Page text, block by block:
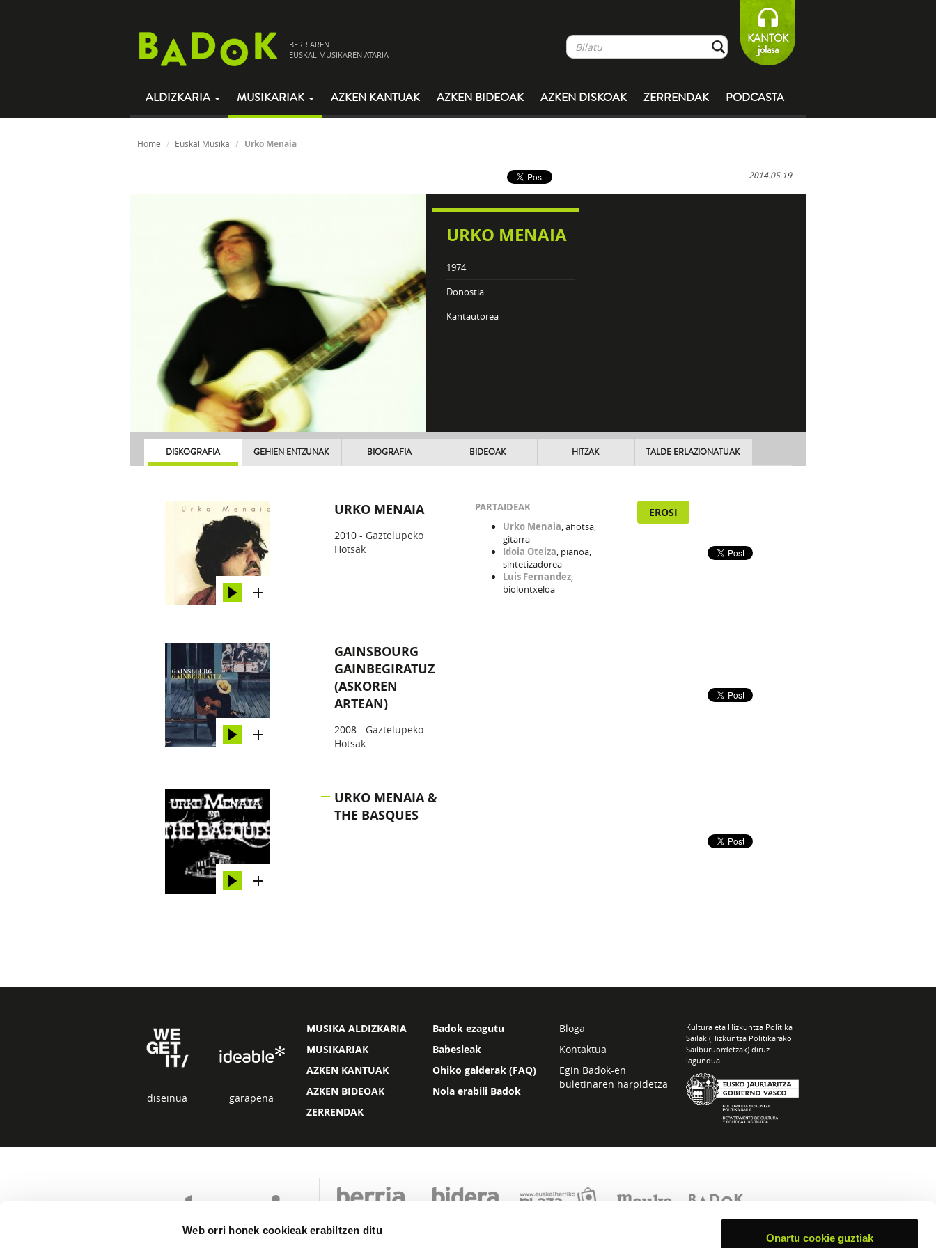
Web orri honek cookieak erabiltzen ditu
Onartu cookie guztiak
BERRIAREN
EUSKAL MUSIKAREN ATARIA
KANTOK
jolasa
ALDIZKARIA MUSIKARIAK AZKEN KANTUAK AZKEN BIDEOAK AZKEN DISKOAK ZERRENDAK PODCASTA
Home Euskal Musika Urko Menaia
2014.05.19
URKO MENAIA
1974
Donostia
Kantautorea
DISKOGRAFIA GEHIEN ENTZUNAK BIOGRAFIA BIDEOAK HITZAK TALDE ERLAZIONATUAK
URKO MENAIA
2010 - Gaztelupeko
Hotsak
PARTAIDEAK
Urko Menaia, ahotsa,
gitarra
Idoia Oteiza, pianoa,
sintetizadorea
Luis Fernandez,
biolontxeloa
EROSI
GAINSBOURG
GAINBEGIRATUZ
(ASKOREN
ARTEAN)
2008 - Gaztelupeko
Hotsak
URKO MENAIA &
THE BASQUES
diseinua garapena
MUSIKA ALDIZKARIA
MUSIKARIAK
AZKEN KANTUAK
AZKEN BIDEOAK
ZERRENDAK
Badok ezagutu
Babesleak
Ohiko galderak (FAQ)
Nola erabili Badok
Bloga
Kontaktua
Egin Badok-en
buletinaren harpidetza
Kultura eta Hizkuntza Politika
Sailak (Hizkuntza Politikarako
Sailburuordetzak) diruz
lagundua